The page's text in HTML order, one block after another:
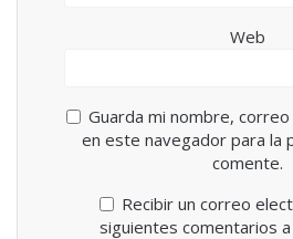
Web
Guarda mi nombre,
en este navegador para la
comente.
Recibir un correo
siguientes comentarios